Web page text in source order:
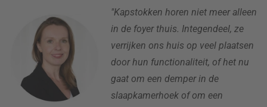
"Kapstokken horen niet meer alleen
in de foyer thuis. Integendeel, ze
verrijken ons huis op veel plaatsen
door hun functionaliteit, of het nu
gaat om een demper in de
slaapkamerhoek of om een